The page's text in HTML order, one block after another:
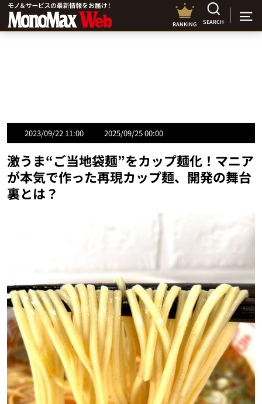
RANKING SEARCH
2023/09/22 11:00 2025/09/25 00:00
激うま“ご当地袋麺”をカップ麺化！マニア
が本気で作った再現カップ麺、開発の舞台
裏とは？